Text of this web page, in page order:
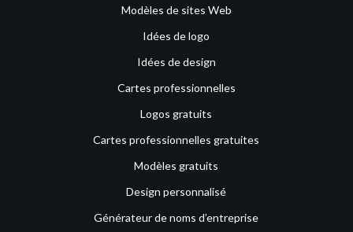
Modèles de sites Web
Idées de logo
Idées de design
Cartes professionnelles
Logos gratuits
Cartes professionnelles gratuites
Modèles gratuits
Design personnalisé
Générateur de noms d’entreprise